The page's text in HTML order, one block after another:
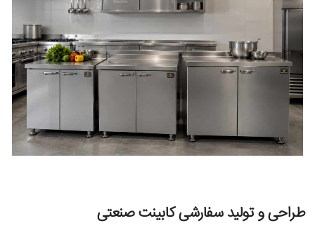
طراحی و تولید سفارشی کابینت صنعتی